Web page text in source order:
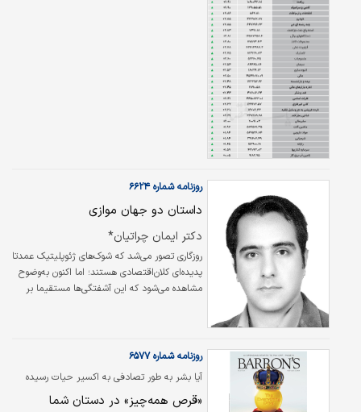
روزنامه شماره ۶۶۲۴
داستان دو جهان موازی
دکتر ایمان چراتیان*
روزگاری تصور می‌شد که شوک‌های ژئوپلیتیک عمدتا
پدیده‌ای کلان‌اقتصادی هستند؛ اما اکنون به‌وضوح
مشاهده می‌شود که این آشفتگی‌ها مستقیما بر
آیا بشر به طور تصادفی به اکسیر حیات رسیده
است؟
روزنامه شماره ۶۵۷۷
«قرص همه‌چیز» در دستان شما